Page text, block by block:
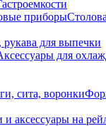
приборы
рукава для выпечки
для
сита, воронки
и аксессуары на